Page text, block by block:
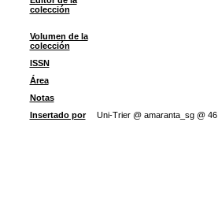
colección
Volumen de la
colección
ISSN
Área
Notas
Insertado por
Uni-Trier @ amaranta_sg @ 46